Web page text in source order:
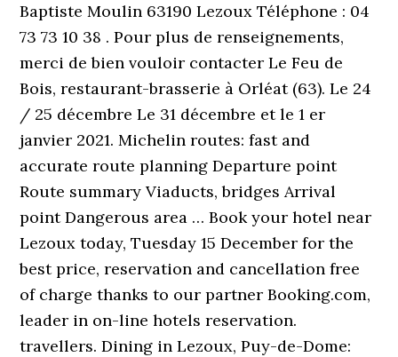
Baptiste Moulin 63190 Lezoux Téléphone : 04
73 73 10 38 . Pour plus de renseignements,
merci de bien vouloir contacter Le Feu de
Bois, restaurant-brasserie à Orléat (63). Le 24
/ 25 décembre Le 31 décembre et le 1 er
janvier 2021. Michelin routes: fast and
accurate route planning Departure point
Route summary Viaducts, bridges Arrival
point Dangerous area … Book your hotel near
Lezoux today, Tuesday 15 December for the
best price, reservation and cancellation free
of charge thanks to our partner Booking.com,
leader in on-line hotels reservation.
travellers. Dining in Lezoux, Puy-de-Dome: